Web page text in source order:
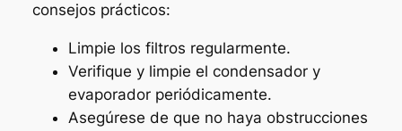
consejos prácticos:
Limpie los filtros regularmente.
Verifique y limpie el condensador y
evaporador periódicamente.
Asegúrese de que no haya obstrucciones